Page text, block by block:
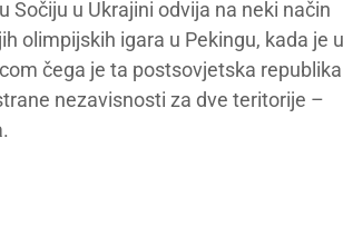
Sočiju u Ukrajini odvija na neki način
olimpijskih igara u Pekingu, kada je u
čega je ta postsovjetska republika
nezavisnosti za dve teritorije –